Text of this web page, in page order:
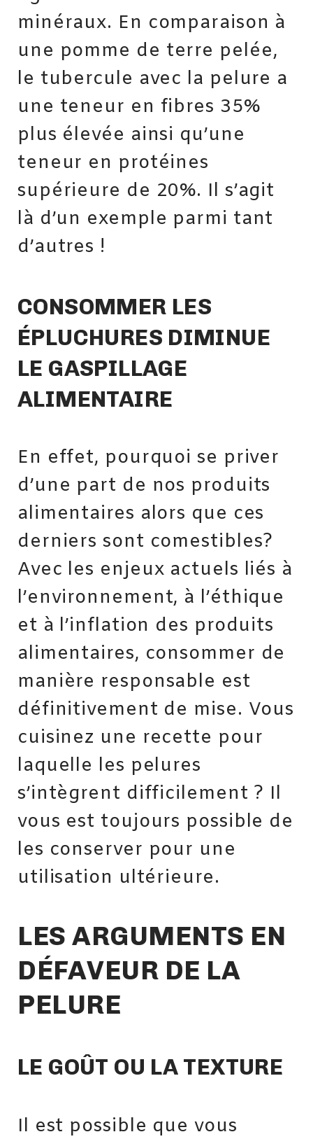
minéraux. En comparaison à
une pomme de terre pelée,
le tubercule avec la pelure a
une teneur en fibres 35%
plus élevée ainsi qu’une
teneur en protéines
supérieure de 20%. Il s’agit
là d’un exemple parmi tant
d’autres !
CONSOMMER LES
ÉPLUCHURES DIMINUE
LE GASPILLAGE
ALIMENTAIRE
En effet, pourquoi se priver
d’une part de nos produits
alimentaires alors que ces
derniers sont comestibles?
Avec les enjeux actuels liés à
l’environnement, à l’éthique
et à l’inflation des produits
alimentaires, consommer de
manière responsable est
définitivement de mise. Vous
cuisinez une recette pour
laquelle les pelures
s’intègrent difficilement ? Il
vous est toujours possible de
les conserver pour une
utilisation ultérieure.
LES ARGUMENTS EN
DÉFAVEUR DE LA
PELURE
LE GOÛT OU LA TEXTURE
Il est possible que vous